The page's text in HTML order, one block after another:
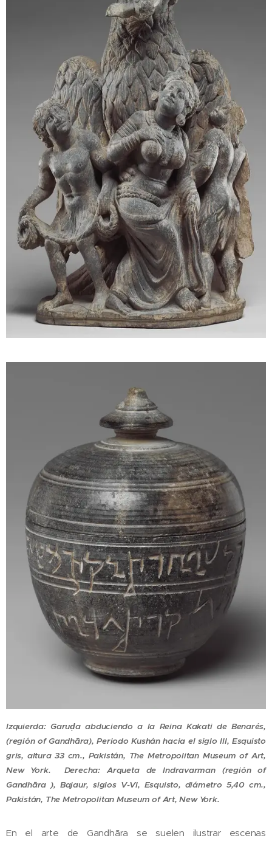
Izquierda:Garuḍa abduciendo a la Reina Kakati de Benarés,
(región of Gandhāra), Periodo Kushán hacia el siglo III, Esquisto
gris, altura 33 cm., Pakistán, The Metropolitan Museum of Art,
New York. Derecha: Arqueta de Indravarman (región of
Gandhāra ), Bajaur, siglos V-VI, Esquisto, diámetro 5,40 cm.,
Pakistán, The Metropolitan Museum of Art, New York.
En el arte de Gandhāra se suelen ilustrar escenas